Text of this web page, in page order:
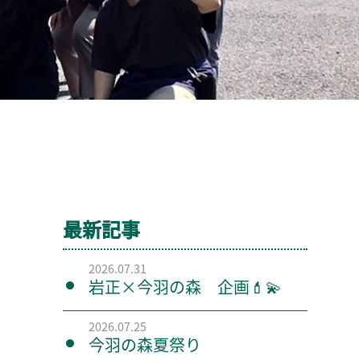
最新記事
2026.07.31
岩正×今羽の森 企画💄💫
2026.07.25
今羽の森夏祭り